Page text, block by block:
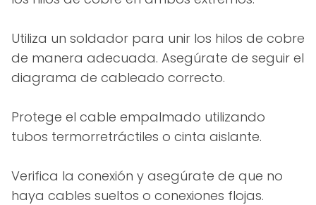
Utiliza un soldador para unir los hilos de cobre
de manera adecuada. Asegúrate de seguir el
diagrama de cableado correcto.
Protege el cable empalmado utilizando
tubos termorretráctiles o cinta aislante.
Verifica la conexión y asegúrate de que no
haya cables sueltos o conexiones flojas.